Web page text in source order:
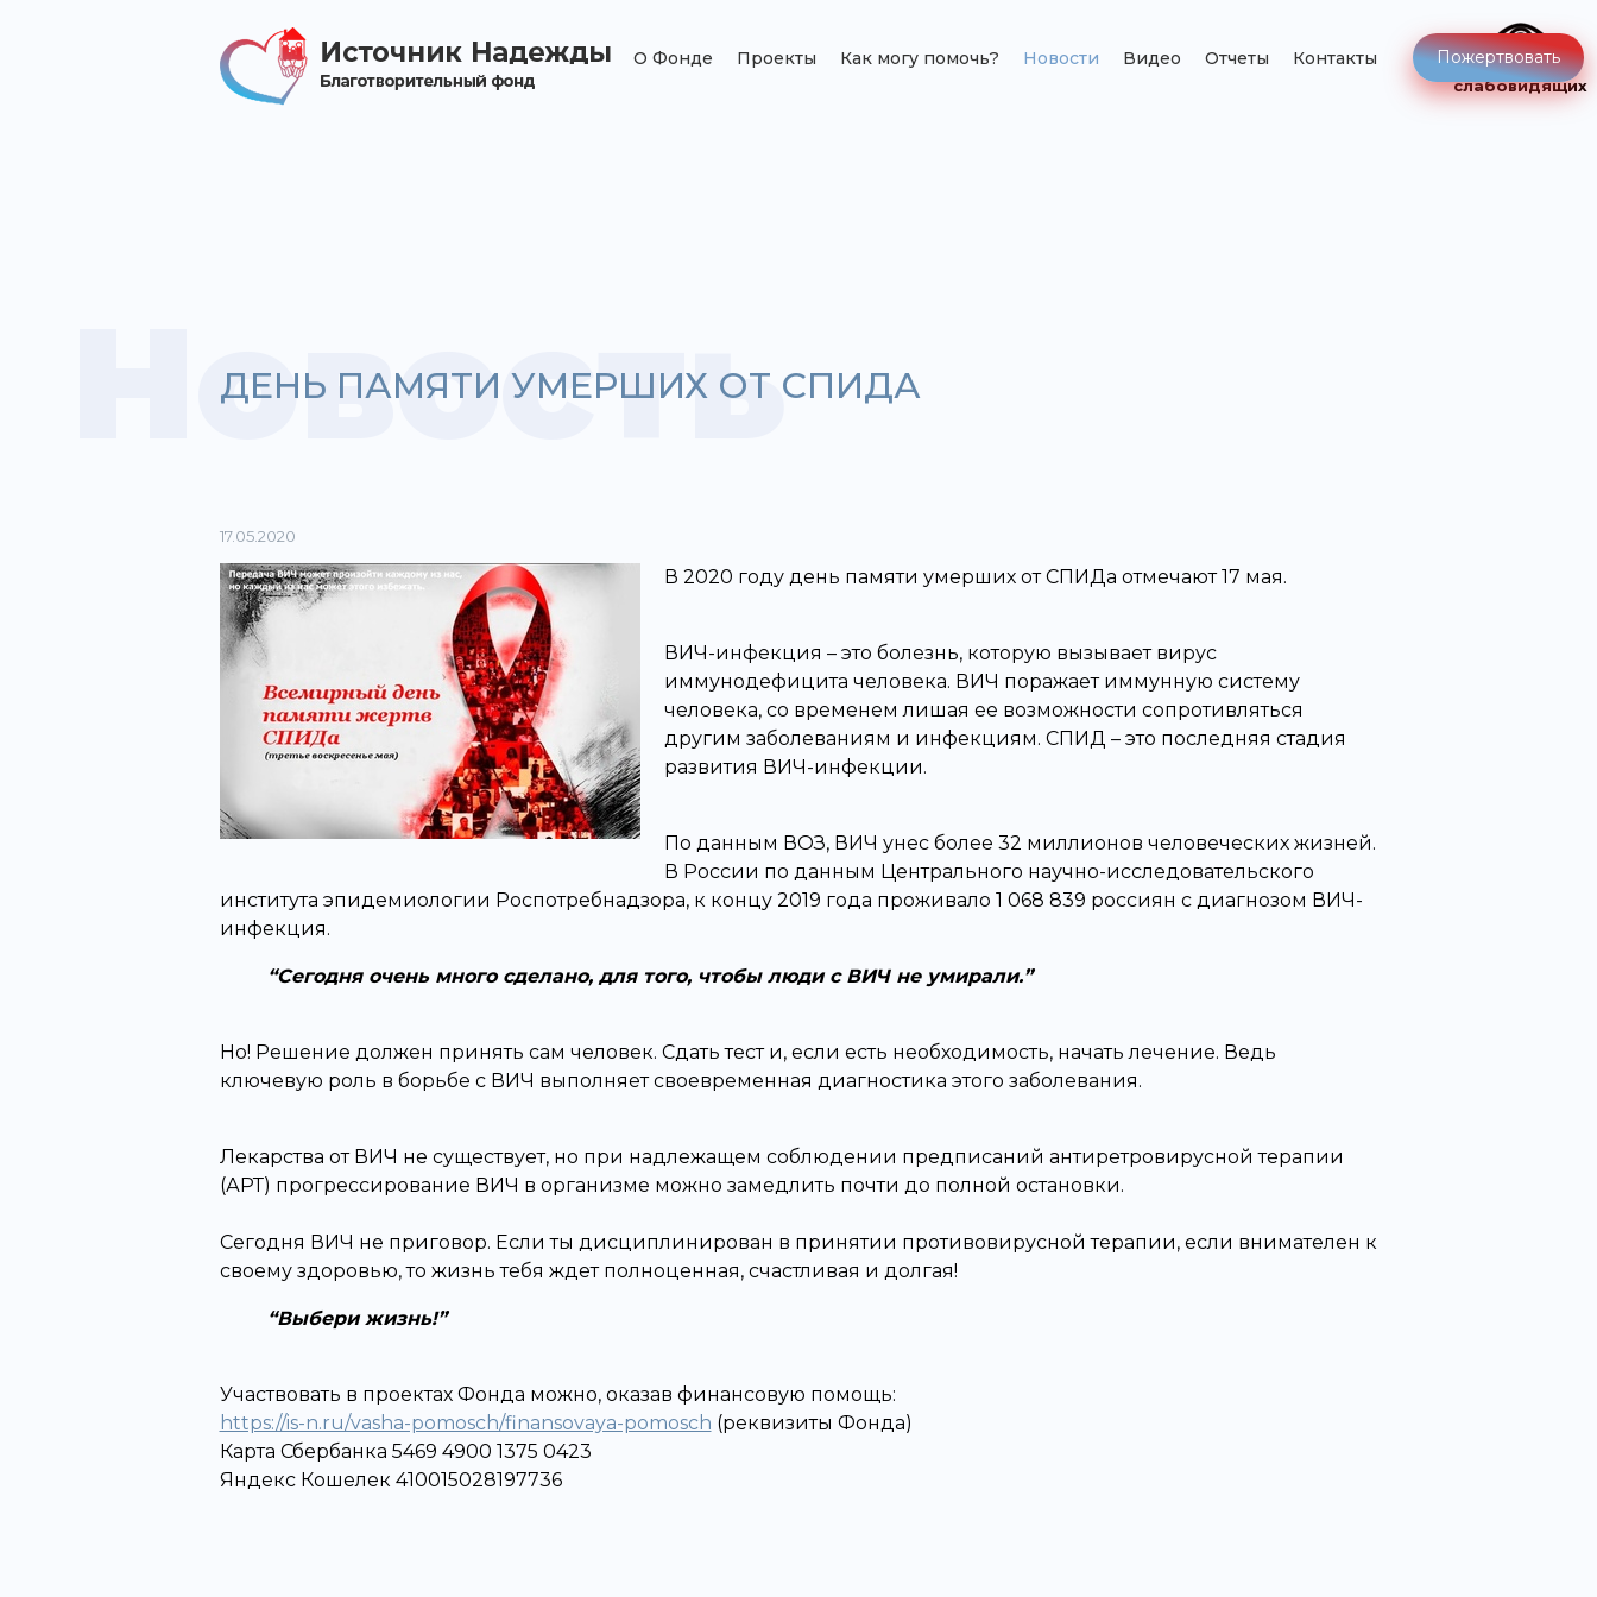
О Фонде Проекты Как могу помочь? Новости Видео Отчеты Контакты
Версия для
слабовидящих
Пожертвовать
Новость
ДЕНЬ ПАМЯТИ УМЕРШИХ ОТ СПИДА
17.05.2020
В 2020 году день памяти умерших от СПИДа отмечают 17 мая.
ВИЧ-инфекция – это болезнь, которую вызывает вирус
иммунодефицита человека. ВИЧ поражает иммунную систему
человека, со временем лишая ее возможности сопротивляться
другим заболеваниям и инфекциям. СПИД – это последняя стадия
развития ВИЧ-инфекции.
По данным ВОЗ, ВИЧ унес более 32 миллионов человеческих жизней.
В России по данным Центрального научно-исследовательского
института эпидемиологии Роспотребнадзора, к концу 2019 года проживало 1 068 839 россиян с диагнозом ВИЧ-
инфекция.
Сегодня очень много сделано, для того, чтобы люди с ВИЧ не умирали.
Но! Решение должен принять сам человек. Сдать тест и, если есть необходимость, начать лечение. Ведь
ключевую роль в борьбе с ВИЧ выполняет своевременная диагностика этого заболевания.
Лекарства от ВИЧ не существует, но при надлежащем соблюдении предписаний антиретровирусной терапии
(АРТ) прогрессирование ВИЧ в организме можно замедлить почти до полной остановки.
Сегодня ВИЧ не приговор. Если ты дисциплинирован в принятии противовирусной терапии, если внимателен к
своему здоровью, то жизнь тебя ждет полноценная, счастливая и долгая!
Выбери жизнь!
Участвовать в проектах Фонда можно, оказав финансовую помощь:
https://is-n.ru/vasha-pomosch/finansovaya-pomosch (реквизиты Фонда)
Карта Сбербанка 5469 4900 1375 0423
Яндекс Кошелек 410015028197736